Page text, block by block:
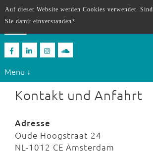
Menu ↓
Kontakt und Anfahrt
Adresse
Oude Hoogstraat 24
NL-1012 CE Amsterdam
Auf dieser Website werden Cookies verwendet. Sind
Sie damit einverstanden?